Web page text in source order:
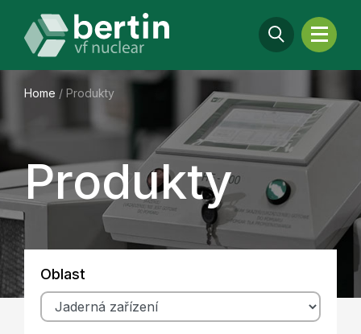
Home / Produkty
Produkty
Oblast